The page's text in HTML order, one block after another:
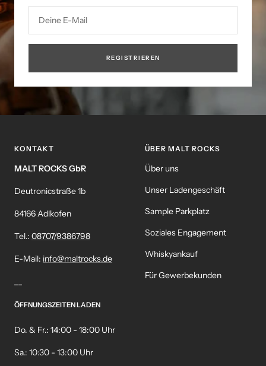
Deine E-Mail
REGISTRIEREN
KONTAKT
MALT ROCKS GbR
Deutronicstraße 1b
84166 Adlkofen
Tel.: 08707/9386798
E-Mail: info@maltrocks.de
ÖFFNUNGSZEITEN LADEN
Do. & Fr.: 14:00 - 18:00 Uhr
Sa.: 10:30 - 13:00 Uhr
ÜBER MALT ROCKS
Über uns
Unser Ladengeschäft
Sample Parkplatz
Soziales Engagement
Whiskyankauf
Für Gewerbekunden